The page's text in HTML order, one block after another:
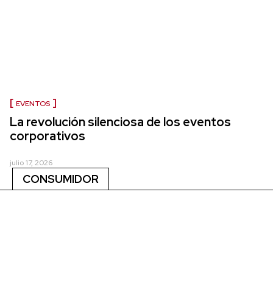
EVENTOS
La revolución silenciosa de los eventos
corporativos
julio 17, 2026
CONSUMIDOR